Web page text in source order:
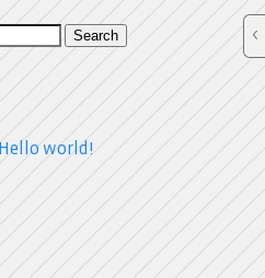
Search
Hello world!